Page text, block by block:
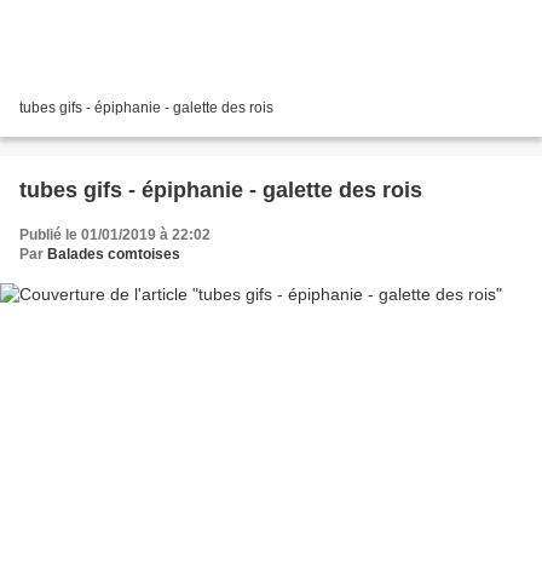
tubes gifs - épiphanie - galette des rois
tubes gifs - épiphanie - galette des rois
Publié le 01/01/2019 à 22:02
Par Balades comtoises